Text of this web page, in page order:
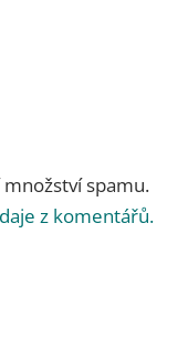
spamu.
z komentářů.